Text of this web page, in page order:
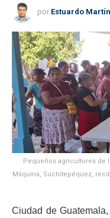
por Estuardo
Pequeños agricultores de
Máquina, Suchitepéquez,
Ciudad de